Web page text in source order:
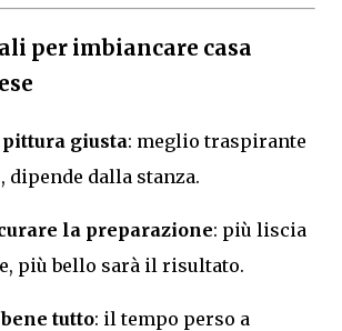
per imbiancare casa
giusta: meglio traspirante
dipende dalla stanza.
la preparazione: più liscia
più bello sarà il risultato.
tutto: il tempo perso a